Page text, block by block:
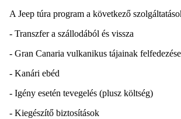
A Jeep túra program a következő
- Transzfer a szállodából és vissza
- Gran Canaria vulkanikus tájainak felfedezése
- Kanári ebéd
- Igény esetén tevegelés (plusz költség)
- Kiegészítő biztosítások